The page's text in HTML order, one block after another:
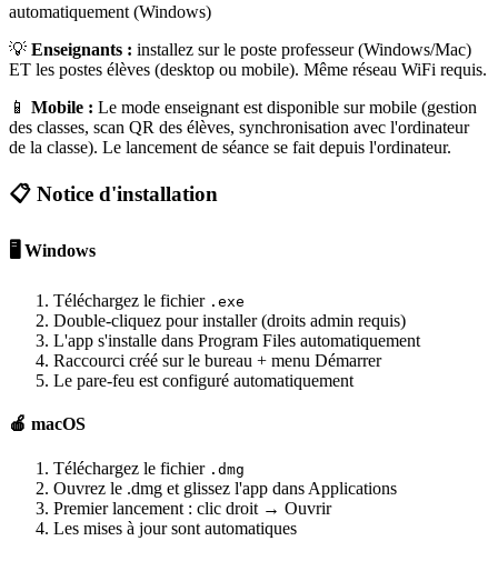
automatiquement (Windows)
💡 Enseignants : installez sur le poste professeur (Windows/Mac)
ET les postes élèves (desktop ou mobile). Même réseau WiFi requis.
📱 Mobile : Le mode enseignant est disponible sur mobile (gestion
des classes, scan QR des élèves, synchronisation avec l'ordinateur
de la classe). Le lancement de séance se fait depuis l'ordinateur.
📋 Notice d'installation
🖥️ Windows
Téléchargez le fichier .exe
Double-cliquez pour installer (droits admin requis)
L'app s'installe dans Program Files automatiquement
Raccourci créé sur le bureau + menu Démarrer
Le pare-feu est configuré automatiquement
🍎 macOS
Téléchargez le fichier .dmg
Ouvrez le .dmg et glissez l'app dans Applications
Premier lancement : clic droit → Ouvrir
Les mises à jour sont automatiques